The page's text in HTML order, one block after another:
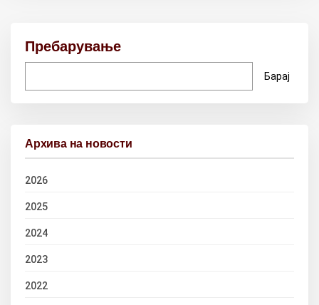
Пребарување
Барај
Архива на новости
2026
2025
2024
2023
2022